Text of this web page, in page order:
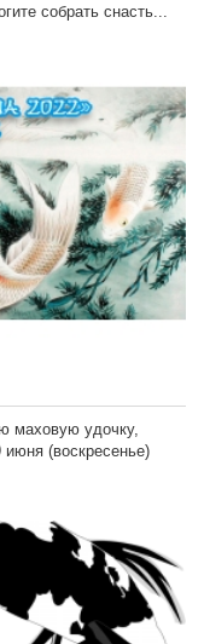
собрать снасть...
маховую удочку,
(воскресенье)